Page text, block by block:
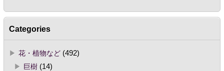
Categories
花・植物など(492)
巨樹(14)